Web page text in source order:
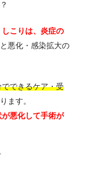
しこりは、炎症の
悪化・感染拡大の
できるケア・受
ます。
が悪化して手術が